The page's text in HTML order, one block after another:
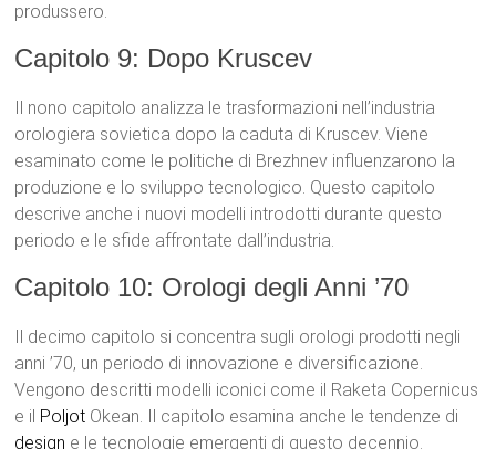
produssero.
Capitolo 9: Dopo Kruscev
Il nono capitolo analizza le trasformazioni nell’industria
orologiera sovietica dopo la caduta di Kruscev. Viene
esaminato come le politiche di Brezhnev influenzarono la
produzione e lo sviluppo tecnologico. Questo capitolo
descrive anche i nuovi modelli introdotti durante questo
periodo e le sfide affrontate dall’industria.
Capitolo 10: Orologi degli Anni ’70
Il decimo capitolo si concentra sugli orologi prodotti negli
anni ’70, un periodo di innovazione e diversificazione.
Vengono descritti modelli iconici come il Raketa Copernicus
e il Poljot Okean. Il capitolo esamina anche le tendenze di
design e le tecnologie emergenti di questo decennio.